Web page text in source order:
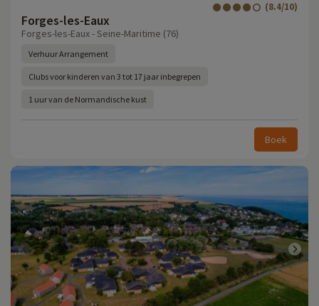
Forges-les-Eaux
(8.4/10)
Forges-les-Eaux - Seine-Maritime (76)
Verhuur Arrangement
Clubs voor kinderen van 3 tot 17 jaar inbegrepen
1 uur van de Normandische kust
Boek